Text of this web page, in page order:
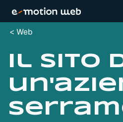
Web
Il sito